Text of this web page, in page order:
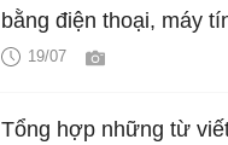
bằng điện thoại, máy
19/07
Tổng hợp những từ